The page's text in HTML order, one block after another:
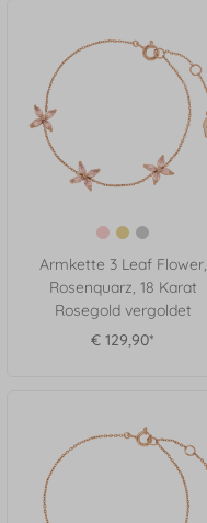
Armkette 3 Leaf Flower,
Rosenquarz, 18 Karat
Rosegold vergoldet
€ 129,90*